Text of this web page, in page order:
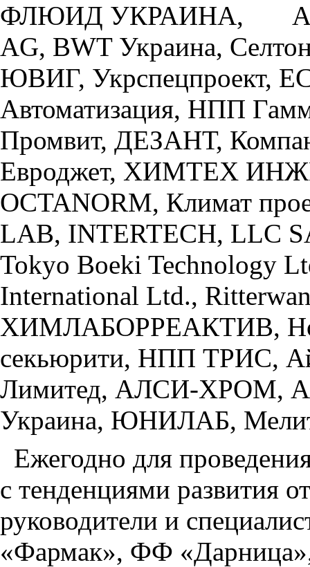
ФЛЮИД УКРАИНА, А-
AG, BWT Украина,
ЮВИГ, Укрспецпроект,
Автоматизация, НПП
Промвит, ДЕЗАНТ,
Евроджет, ХИМТЕХ
OCTANORM, Климат
LAB, INTERTECH, LLC
Tokyo Boeki Technology
International Ltd.,
ХИМЛАБОРРЕАКТИВ,
секьюрити, НПП ТРИС,
Лимитед, АЛСИ-ХРОМ,
Украина, ЮНИЛАБ,
Ежегодно для
с тенденциями развития
руководители и
«Фармак», ФФ